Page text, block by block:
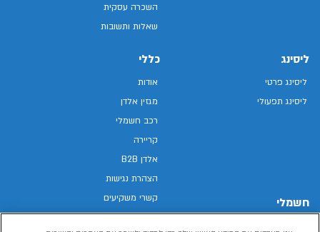
השכרה עסקית
שאלות ותשובות
ליסינג
ליסינג פרטי
ליסינג תפעולי
חשמלי
כללי
אודות
מגזין אלדן
רכב חשמלי
קריירה
אלדן B2B
הצהרת נגישות
קשרי משקיעים
מפת האתר